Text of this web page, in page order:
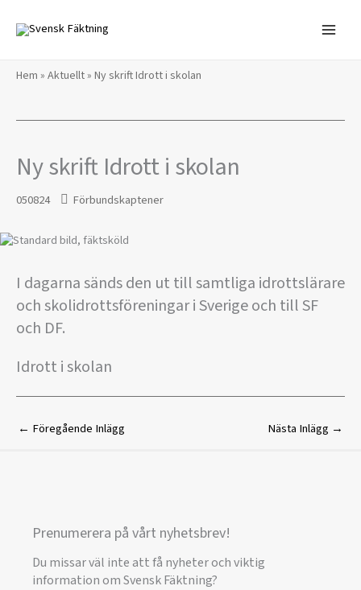
innehåll
Hem » Aktuellt» Ny skrift Idrott i skolan
Ny skrift Idrott i skolan
050824 Förbundskaptener
I dagarna sänds den ut till samtliga idrottslärare
och skolidrottsföreningar i Sverige och till SF
och DF.
Idrott i skolan
← Föregående Inlägg Nästa Inlägg →
Prenumerera på vårt nyhetsbrev!
Du missar väl inte att få nyheter och viktig
information om Svensk Fäktning?